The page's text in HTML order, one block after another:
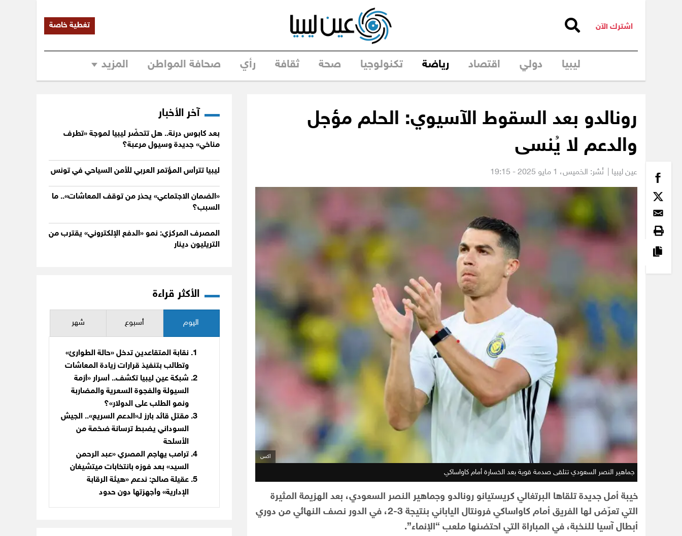
اشترك الآن تغطية خاصة
ليبيا دولي اقتصاد رياضة تكنولوجيا صحة ثقافة رأي صحافة المواطن المزيد
رونالدو بعد السقوط الآسيوي: الحلم مؤجل
والدعم لا يُنسى
عين ليبيا | نُشر: الخميس،
اكس
جماهير النصر السعودي تتلقى صدمة قوية بعد الخسارة أمام كاواساكي
خيبة أمل جديدة تلقاها البرتغالي كريستيانو رونالدو وجماهير النصر السعودي، بعد الهزيمة المثيرة
التي تعرّض لها الفريق أمام كاواساكي فرونتال الياباني بنتيجة 3-2، في الدور نصف النهائي من دوري
أبطال آسيا للنخبة، في المباراة التي احتضنها ملعب “الإنماء”.
آخر الأخبار
بعد كابوس درنة.. هل تتحضّر ليبيا لموجة «تطرف
مناخي» جديدة وسيول مرعبة؟
ليبيا تترأس المؤتمر العربي للأمن السياحي في تونس
«الضمان الاجتماعي» يحذر من توقف المعاشات».. ما
السبب؟
المصرف المركزي: نمو «الدفع الإلكتروني» يقترب من
التريليون دينار
الأكثر قراءة
اليوم أسبوع شهر
نقابة المتقاعدين تدخل «حالة الطوارئ»
وتطالب بتنفيذ قرارات زيادة المعاشات
شبكة عين ليبيا تكشف.. أسرار «أزمة
السيولة والفجوة السعرية والمضاربة
ونمو الطلب على الدولار»؟
مقتل قائد بارز لـ«الدعم السريع».. الجيش
السوداني يضبط ترسانة ضخمة من
الأسلحة
ترامب يهاجم المصري «عبد الرحمن
السيد» بعد فوزه بانتخابات ميتشيغان
عقيلة صالح: ندعم «هيئة الرقابة
الإدارية» وأجهزتها دون حدود